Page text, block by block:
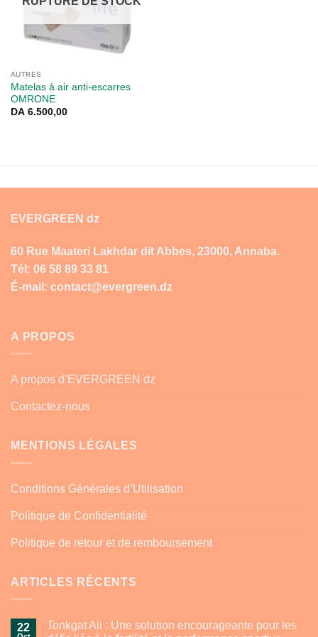
AUTRES
Matelas à air anti-escarres
OMRONE
DA6.500,00
EVERGREEN dz
60 Rue Maateri Lakhdar dit Abbes, 23000, Annaba.
Tél: 06 58 89 33 81
É-mail: contact@evergreen.dz
A PROPOS
A propos d’EVERGREEN dz
Contactez-nous
MENTIONS LÉGALES
Conditions Générales d’Utilisation
Politique de Confidentialité
Politique de retour et de remboursement
ARTICLES RÉCENTS
22
Tonkgat Ali : Une solution encourageante pour les